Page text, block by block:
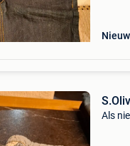
Nieuw
Als